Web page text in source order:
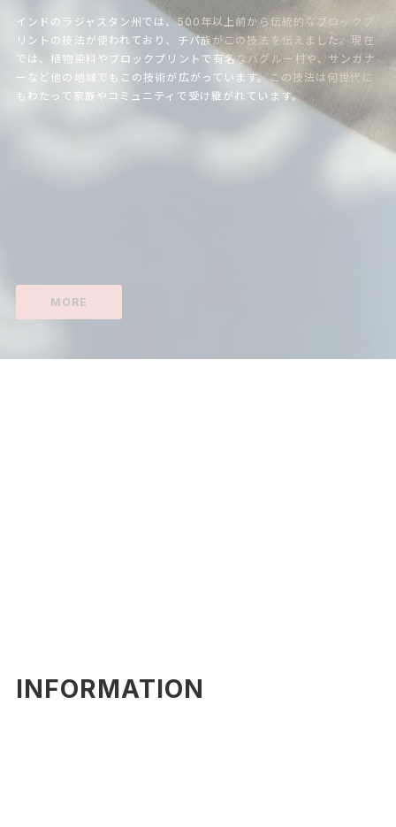
インドのラジャスタン州では、500年以上前から伝統的なブロックプ
リントの技法が使われており、チパ族がこの技法を伝えました。現在
では、植物染料やブロックプリントで有名なバグルー村や、サンガナ
ーなど他の地域でもこの技術が広がっています。この技法は何世代に
もわたって家族やコミュニティで受け継がれています。
MORE
INFORMATION